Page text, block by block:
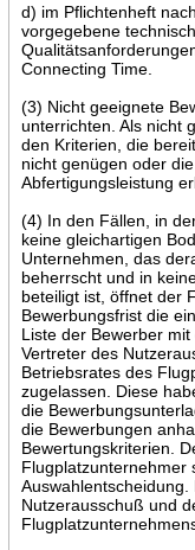
d) im Pflichtenheft
vorgegebene
Connecting Time.
(3) Nicht geeignete
unterrichten. Als nicht
den Kriterien, die
nicht genügen oder
Abfertigungsleistung
(4) In den Fällen, in
keine gleichartigen
Unternehmen, das
beherrscht und in
beteiligt ist, öffnet der
Bewerbungsfrist die
Liste der Bewerber
Vertreter des
Betriebsrates des
zugelassen. Diese
die
die Bewerbungen
Bewertungskriterien.
Flugplatzunternehmer
Auswahlentscheidung.
Nutzerausschuß und